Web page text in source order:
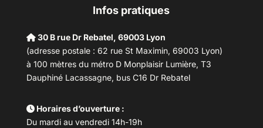
Infos pratiques
30 B rue Dr Rebatel, 69003 Lyon
(adresse postale : 62 rue St Maximin, 69003 Lyon)
à 100 mètres du métro D Monplaisir Lumière, T3
Dauphiné Lacassagne, bus C16 Dr Rebatel
Horaires d’ouverture :
Du mardi au vendredi 14h-19h